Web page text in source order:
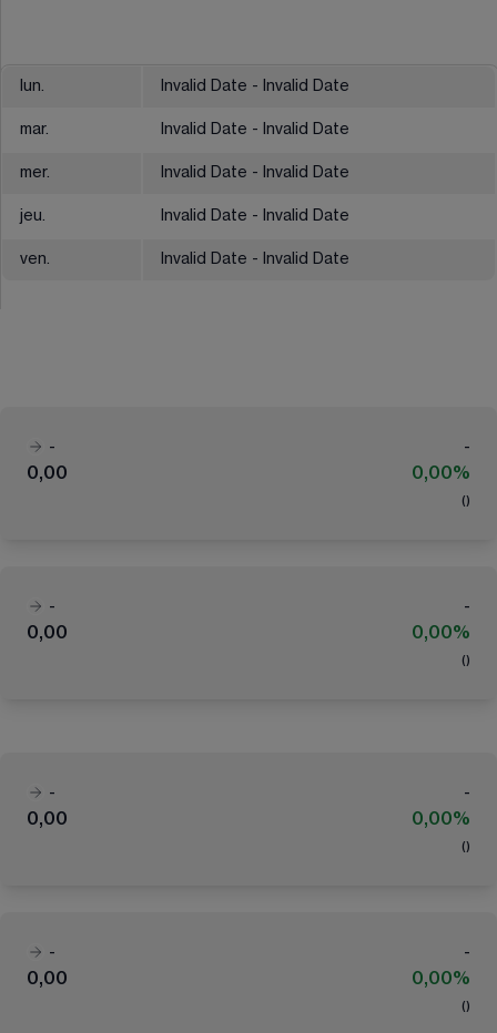
lun. Invalid Date - Invalid Date
mar. Invalid Date - Invalid Date
mer. Invalid Date - Invalid Date
jeu. Invalid Date - Invalid Date
ven. Invalid Date - Invalid Date
-
-
0,00
0,00%
( )
-
-
0,00
0,00%
( )
-
-
0,00
0,00%
( )
-
-
0,00
0,00%
( )